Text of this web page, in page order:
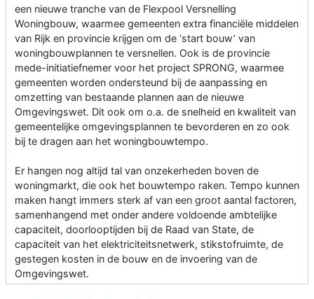
een nieuwe tranche van de Flexpool Versnelling
Woningbouw, waarmee gemeenten extra financiële middelen
van Rijk en provincie krijgen om de ‘start bouw’ van
woningbouwplannen te versnellen. Ook is de provincie
mede-initiatiefnemer voor het project SPRONG, waarmee
gemeenten worden ondersteund bij de aanpassing en
omzetting van bestaande plannen aan de nieuwe
Omgevingswet. Dit ook om o.a. de snelheid en kwaliteit van
gemeentelijke omgevingsplannen te bevorderen en zo ook
bij te dragen aan het woningbouwtempo.
Er hangen nog altijd tal van onzekerheden boven de
woningmarkt, die ook het bouwtempo raken. Tempo kunnen
maken hangt immers sterk af van een groot aantal factoren,
samenhangend met onder andere voldoende ambtelijke
capaciteit, doorlooptijden bij de Raad van State, de
capaciteit van het elektriciteitsnetwerk, stikstofruimte, de
gestegen kosten in de bouw en de invoering van de
Omgevingswet.